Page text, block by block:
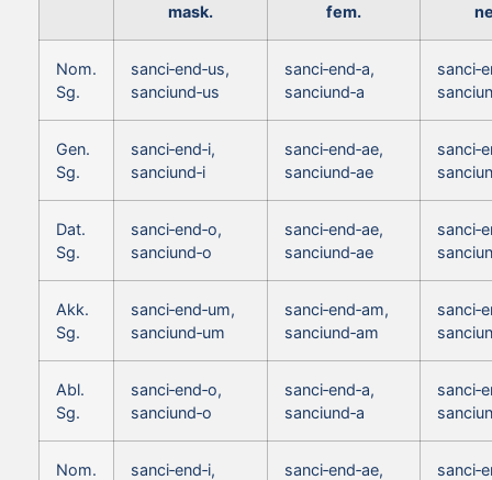
mask. fem.
Nom.
Sg.
sanci‑end‑us,
sanciund‑us
sanci‑end‑a,
sanciund‑a
Gen.
Sg.
sanci‑end‑i,
sanciund‑i
sanci‑end‑ae,
sanciund‑ae
Dat.
Sg.
sanci‑end‑o,
sanciund‑o
sanci‑end‑ae,
sanciund‑ae
Akk.
Sg.
sanci‑end‑um,
sanciund‑um
sanci‑end‑am,
sanciund‑am
Abl.
Sg.
sanci‑end‑o,
sanciund‑o
sanci‑end‑a,
sanciund‑a
Nom.
sanci‑end‑i,
sanci‑end‑ae,